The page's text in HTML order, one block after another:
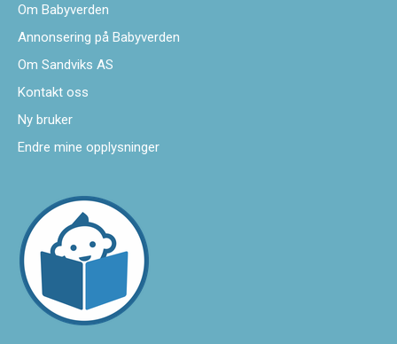
Om Babyverden
Annonsering på Babyverden
Om Sandviks AS
Kontakt oss
Ny bruker
Endre mine opplysninger